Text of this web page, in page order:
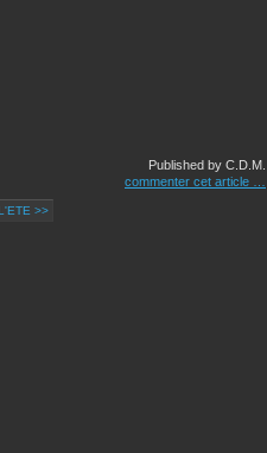
Published by C.D.M.
commenter cet article
>>